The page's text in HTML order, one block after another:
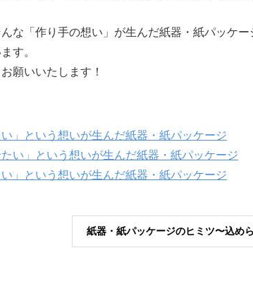
な「作り手の想い」が生んだ紙器・紙パッケ
す。
願いいたします！
い」という想いが生んだ紙器・紙パッケージ
たい」という想いが生んだ紙器・紙パッケージ
い」という想いが生んだ紙器・紙パッケージ
紙器・紙パッケージのヒミツ〜込め